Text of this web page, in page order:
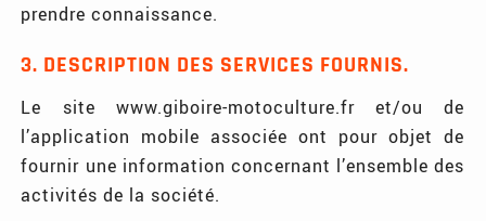
prendre connaissance.
3. DESCRIPTION DES SERVICES FOURNIS.
Le site www.giboire-motoculture.fr et/ou de
l’application mobile associée ont pour objet de
fournir une information concernant l’ensemble des
activités de la société.